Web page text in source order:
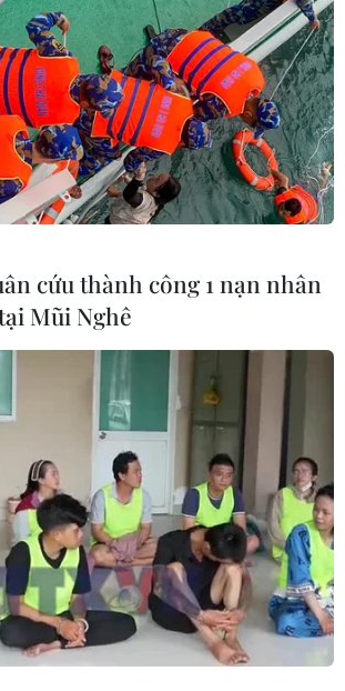
sẽ chinh phục tiêu
năm 2020
chinh phục tiêu chuẩn 5 sao sau
cứu thành công 1 nạn nhân
Mũi Nghê